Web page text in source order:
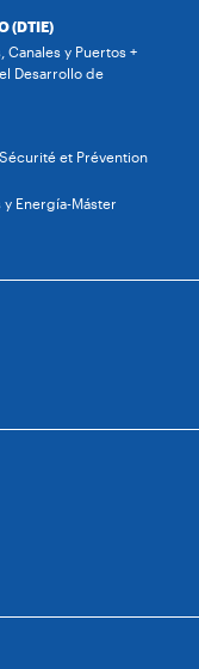
(DTIE)
y Puertos +
Desarrollo de
et Prévention
Energía-Máster